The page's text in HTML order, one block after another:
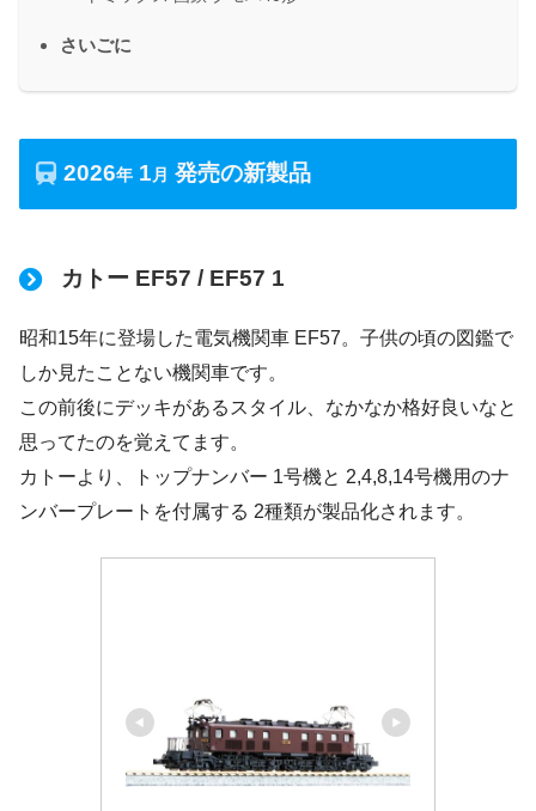
さいごに
2026年1 月 発売の新製品
カトー EF57 / EF57 1
昭和15年に登場した電気機関車 EF57。子供の頃の図鑑で
しか見たことない機関車です。
この前後にデッキがあるスタイル、なかなか格好良いなと
思ってたのを覚えてます。
カトーより、トップナンバー 1号機と 2,4,8,14号機用のナ
ンバープレートを付属する 2種類が製品化されます。